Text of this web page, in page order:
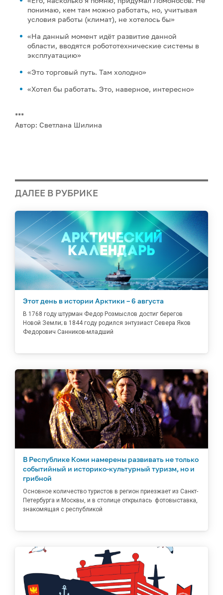
понимаю, кем там можно работать, но, учитывая
условия работы (климат), не хотелось бы»
«На данный момент идёт развитие данной
области, вводятся робототехнические системы в
эксплуатацию»
«Это торговый путь. Там холодно»
«Хотел бы работать. Это, наверное, интересно»
***
Автор: Светлана Шилина
ДАЛЕЕ В РУБРИКЕ
Этот день в истории Арктики – 6 августа
В 1768 году штурман Федор Розмыслов достиг берегов
Новой Земли; в 1844 году родился энтузиаст Севера Яков
Федорович Санников-младший
В Республике Коми намерены развивать не только
событийный и историко-культурный туризм, но и
грибной
Основное количество туристов в регион приезжает из Санкт-
Петербурга и Москвы, и в столице открылась фотовыставка,
знакомящая с республикой